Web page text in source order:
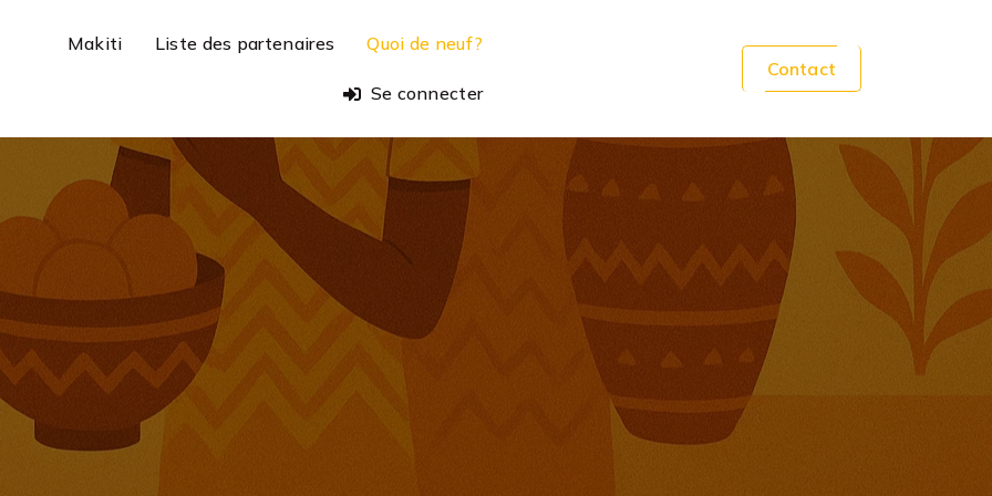
Makiti Liste des partenaires Quoi de neuf?
Se connecter
Contact